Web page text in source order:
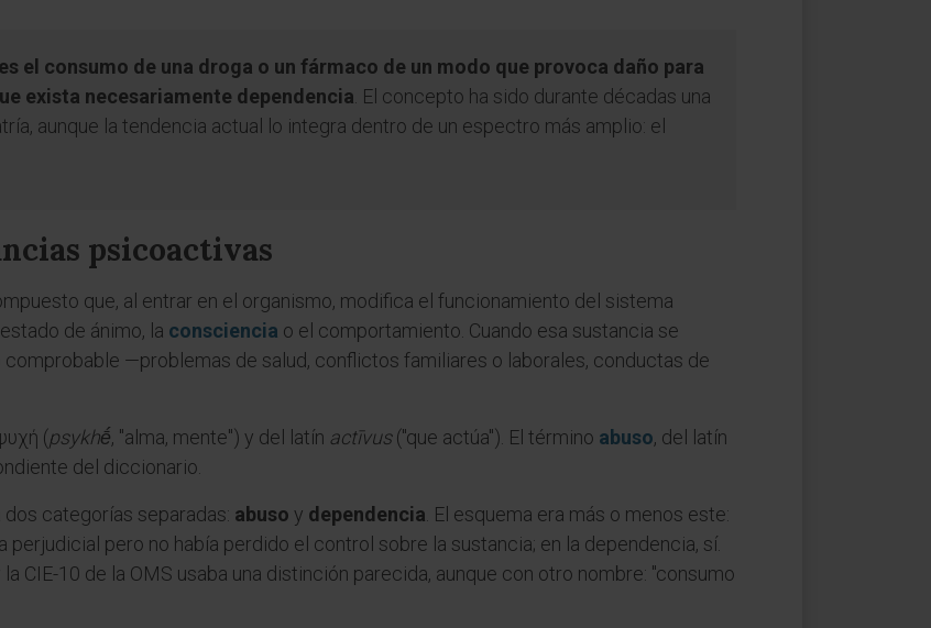
el consumo de una droga o un fármaco de un modo que provoca daño para
exista necesariamente dependencia . El concepto ha sido durante décadas una
aunque la tendencia actual lo integra dentro de un espectro más amplio: el
psicoactivas
que, al entrar en el organismo, modifica el funcionamiento del sistema
de ánimo, la consciencia o el comportamiento. Cuando esa sustancia se
—problemas de salud, conflictos familiares o laborales, conductas de
(psykhḗ, "alma, mente") y del latín actīvus("que actúa"). El término abuso, del latín
del diccionario.
categorías separadas: abuso y dependencia . El esquema era más o menos este:
perjudicial pero no había perdido el control sobre la sustancia; en la dependencia, sí.
CIE-10 de la OMS usaba una distinción parecida, aunque con otro nombre: "consumo